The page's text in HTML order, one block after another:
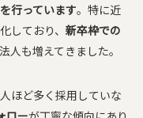
行っています。特に近
しており、 新卒枠での
人も増えてきました。
ほど多く採用していな